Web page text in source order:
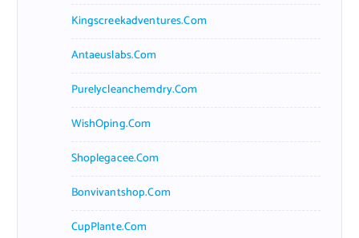
Kingscreekadventures.com
Antaeuslabs.com
Purelycleanchemdry.com
WishOping.com
Shoplegacee.com
Bonvivantshop.com
CupPlante.com